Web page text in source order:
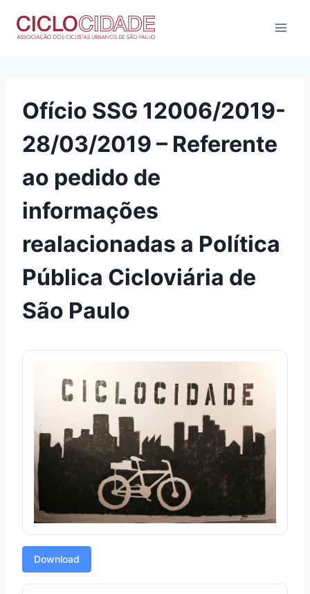
para
Ofício SSG 12006/2019-
28/03/2019 – Referente
ao pedido de
informações
realacionadas a Política
Pública Cicloviária de
São Paulo
Download